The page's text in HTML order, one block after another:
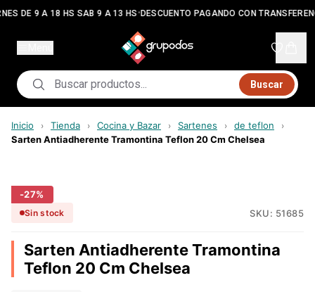
DE 9 A 18 HS SAB 9 A 13 HS• DESCUENTO PAGANDO CON
Buscar
Inicio › Tienda › Cocina y Bazar › Sartenes › de teflon ›
Sarten Antiadherente Tramontina Teflon 20 Cm Chelsea
-27%
Sin stock SKU: 51685
Sarten Antiadherente Tramontina
Teflon 20 Cm Chelsea